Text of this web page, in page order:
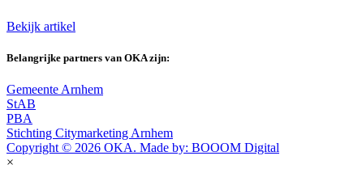
Bekijk artikel
Belangrijke partners van OKA zijn:
Gemeente Arnhem
StAB
PBA
Stichting Citymarketing Arnhem
Copyright © 2026 OKA. Made by: BOOOM Digital
×